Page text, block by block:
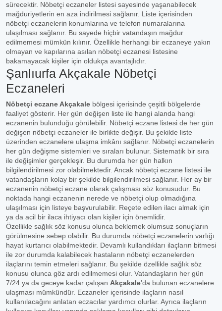
sürecektir. Nöbetçi eczaneler listesi sayesinde yaşanabilecek
mağduriyetlerin en aza indirilmesi sağlanır. Liste içerisinden
nöbetçi eczanelerin konumlarına ve telefon numaralarına
ulaşılması sağlanır. Bu sayede hiçbir vatandaşın mağdur
edilmemesi mümkün kılınır. Özellikle herhangi bir eczaneye yakın
olmayan ve kapılarına asılan nöbetçi eczanesi listesine
bakamayacak kişiler için oldukça avantajlıdır.
Şanlıurfa Akçakale Nöbetçi
Eczaneleri
Nöbetçi eczane Akçakale bölgesi içerisinde çeşitli bölgelerde
faaliyet gösterir. Her gün değişen liste ile hangi alanda hangi
eczanenin bulunduğu görülebilir. Nöbetçi eczane listesi de her gün
değişen nöbetçi eczaneler ile birlikte değişir. Bu şekilde liste
üzerinden eczanelere ulaşma imkânı sağlanır. Nöbetçi eczanelerin
her gün değişme sistemleri ve sıraları bulunur. Sistematik bir sıra
ile değişimler gerçekleşir. Bu durumda her gün halkın
bilgilendirilmesi zor olabilmektedir. Ancak nöbetçi eczane listesi ile
vatandaşların kolay bir şekilde bilgilendirilmesi sağlanır. Her ay bir
eczanenin nöbetçi eczane olarak çalışması söz konusudur. Bu
noktada hangi eczanenin nerede ve nöbetçi olup olmadığına
ulaşılması için listeye başvurulabilir. Reçete edilen ilacı almak için
ya da acil bir ilaca ihtiyacı olan kişiler için önemlidir.
Özellikle sağlık söz konusu olunca beklemek olumsuz sonuçların
görülmesine sebep olabilir. Bu durumda nöbetçi eczanelerin varlığı
hayat kurtarıcı olabilmektedir. Devamlı kullandıkları ilaçların bitmesi
ile zor durumda kalabilecek hastaların nöbetçi eczanelerden
ilaçlarını temin etmeleri sağlanır. Bu şekilde özellikle sağlık söz
konusu olunca göz ardı edilmemesi olur. Vatandaşların her gün
7/24 ya da geceye kadar çalışan Akçakale’da bulunan eczanelere
ulaşması mümkündür. Eczaneler içerisinde ilaçların nasıl
kullanılacağını anlatan eczacılar yardımcı olurlar. Ayrıca ilaçların